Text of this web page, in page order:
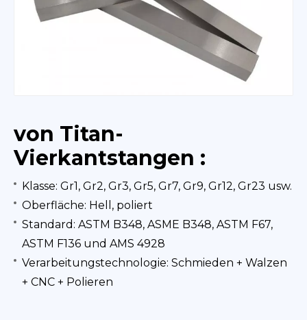
von Titan-
Vierkantstangen :
Klasse: Gr1, Gr2, Gr3, Gr5, Gr7, Gr9, Gr12, Gr23 usw.
Oberfläche: Hell, poliert
Standard: ASTM B348, ASME B348, ASTM F67,
ASTM F136 und AMS 4928
Verarbeitungstechnologie: Schmieden + Walzen
+ CNC + Polieren